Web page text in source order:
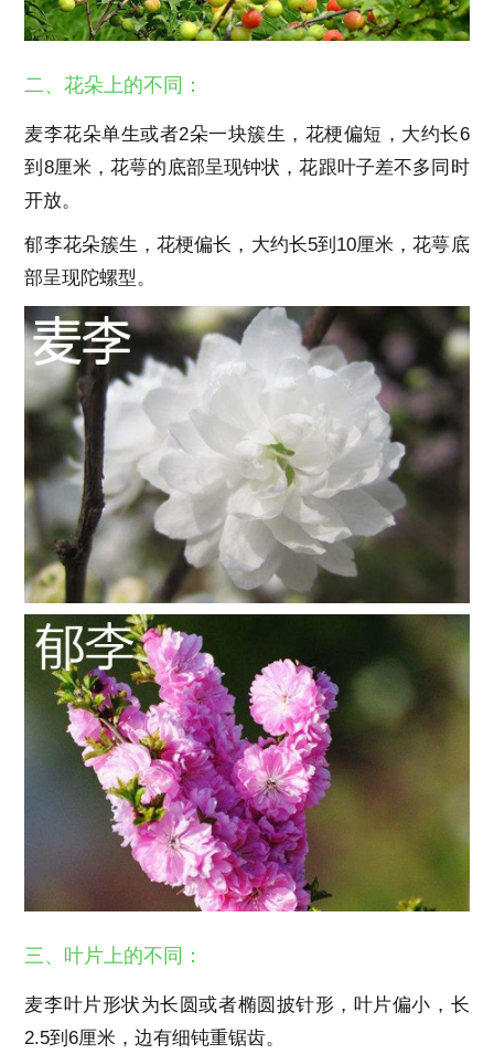
二、花朵上的不同：
麦李花朵单生或者2朵一块簇生，花梗偏短，大约长6
到8厘米，花萼的底部呈现钟状，花跟叶子差不多同时
开放。
郁李花朵簇生，花梗偏长，大约长5到10厘米，花萼底
部呈现陀螺型。
三、叶片上的不同：
麦李叶片形状为长圆或者椭圆披针形，叶片偏小，长
2.5到6厘米，边有细钝重锯齿。